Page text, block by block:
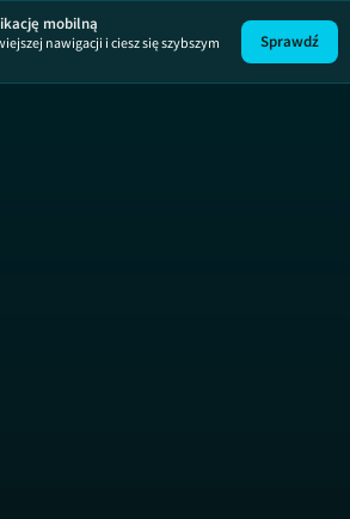
Uwaga!
mobilną
nawigacji i ciesz się szybszym
Sprawdź